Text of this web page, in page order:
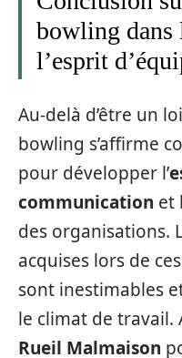
bowling dans
l’esprit
Au-delà d’être un
bowling s’affirme
pour développer l’
communication et
des organisations.
acquises lors de
sont inestimables
le climat de travail.
Rueil Malmaison